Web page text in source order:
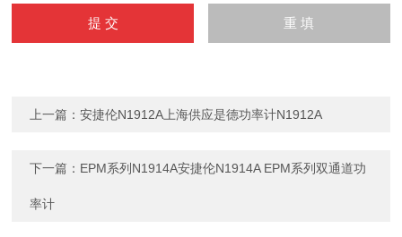
上一篇：安捷伦N1912A上海供应是德功率计N1912A
下一篇： EPM系列N1914A安捷伦N1914A EPM系列双通道功
率计